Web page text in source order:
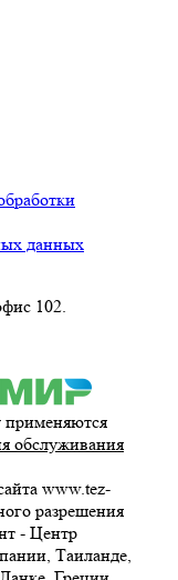
данных
102.
обслуживания
www.tez-
разрешения
- Центр
Таиланде,